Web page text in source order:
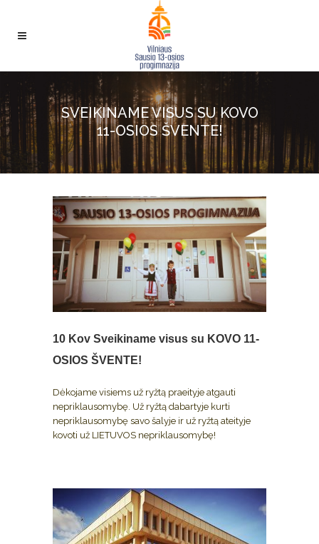
SVEIKINAME VISUS SU KOVO
11-OSIOS ŠVENTE!
10 Kov Sveikiname visus su KOVO 11-
OSIOS ŠVENTE!
Dėkojame visiems už ryžtą praeityje atgauti
nepriklausomybę. Už ryžtą dabartyje kurti
nepriklausomybę savo šalyje ir už ryžtą ateityje
kovoti už LIETUVOS nepriklausomybę!